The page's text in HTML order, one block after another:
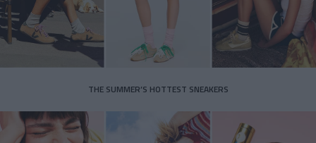
THE SUMMER’S HOTTEST SNEAKERS